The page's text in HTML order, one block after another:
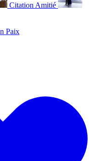
Citation Amitié
Paix